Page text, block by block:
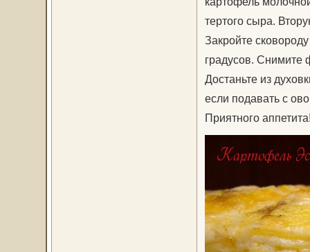
тертого сыра.
Закройте
градусов. Снимите
Достаньте из
если подавать с
Приятного